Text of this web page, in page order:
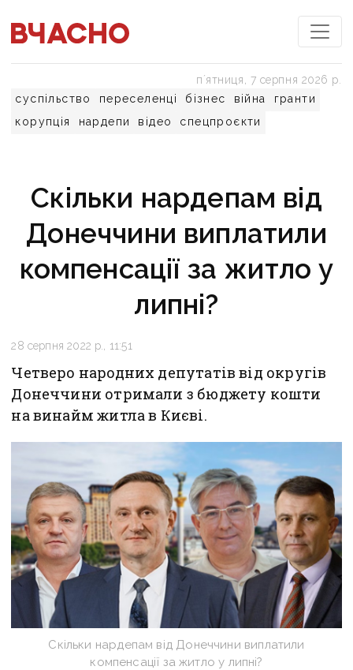
суспільство переселенці бізнес війна
гранти
корупція
нардепи відео спецпроєкти
пʼятниця, 7 серпня 2026 р.
Скільки нардепам від
Донеччини виплатили
компенсації за житло у
липні?
28 серпня 2022 р., 11:51
Четверо народних депутатів від округів
Донеччини отримали з бюджету кошти
на винайм житла в Києві.
Скільки нардепам від Донеччини виплатили
компенсації за житло у липні?